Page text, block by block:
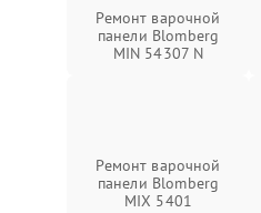
Ремонт варочной
панели Blomberg
MIN 54307 N
Ремонт варочной
панели Blomberg
MIX 5401